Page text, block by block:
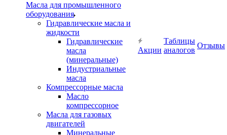
Масла для промышленного
оборудования
Гидравлические масла и
жидкости
Гидравлические
масла
(минеральные)
Индустриальные
масла
Компрессорные масла
Масло
компрессорное
Масла для газовых
двигателей
Минеральные
Акции
Таблицы
аналогов
Отзывы